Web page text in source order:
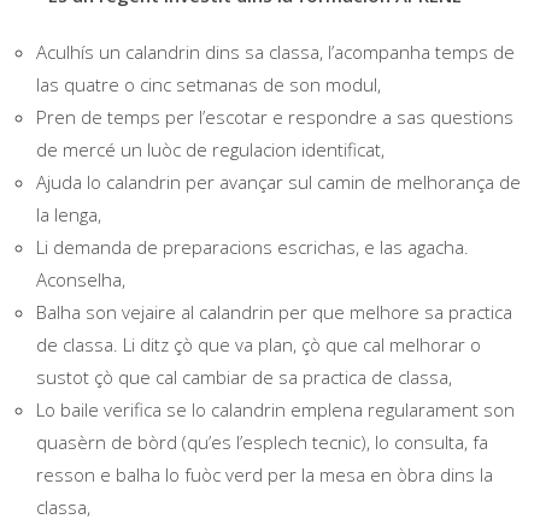
Aculhís un calandrin dins sa classa, l’acompanha temps de
las quatre o cinc setmanas de son modul,
Pren de temps per l’escotar e respondre a sas questions
de mercé un luòc de regulacion identificat,
Ajuda lo calandrin per avançar sul camin de melhorança de
la lenga,
Li demanda de preparacions escrichas, e las agacha.
Aconselha,
Balha son vejaire al calandrin per que melhore sa practica
de classa. Li ditz çò que va plan, çò que cal melhorar o
sustot çò que cal cambiar de sa practica de classa,
Lo baile verifica se lo calandrin emplena regularament son
quasèrn de bòrd (qu’es l’esplech tecnic), lo consulta, fa
resson e balha lo fuòc verd per la mesa en òbra dins la
classa,